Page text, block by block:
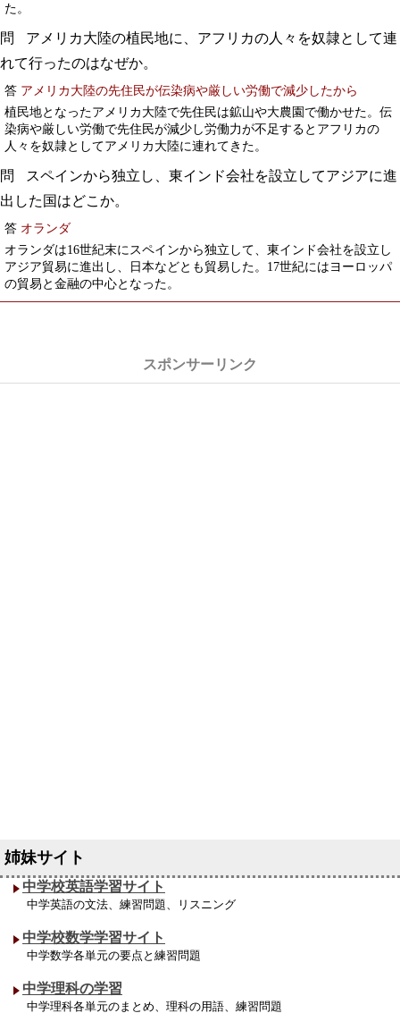
た。
アメリカ大陸の植民地に、アフリカの人々を奴隷として連
れて行ったのはなぜか。
答 アメリカ大陸の先住民が伝染病や厳しい労働で減少したから
植民地となったアメリカ大陸で先住民は鉱山や大農園で働かせた。伝
染病や厳しい労働で先住民が減少し労働力が不足するとアフリカの
人々を奴隷としてアメリカ大陸に連れてきた。
スペインから独立し、東インド会社を設立してアジアに進
出した国はどこか。
答 オランダ
オランダは16世紀末にスペインから独立して、東インド会社を設立し
アジア貿易に進出し、日本などとも貿易した。17世紀にはヨーロッパ
の貿易と金融の中心となった。
中学校英語学習サイト
中学英語の文法、練習問題、リスニング
中学校数学学習サイト
中学数学各単元の要点と練習問題
中学理科の学習
中学理科各単元のまとめ、理科の用語、練習問題